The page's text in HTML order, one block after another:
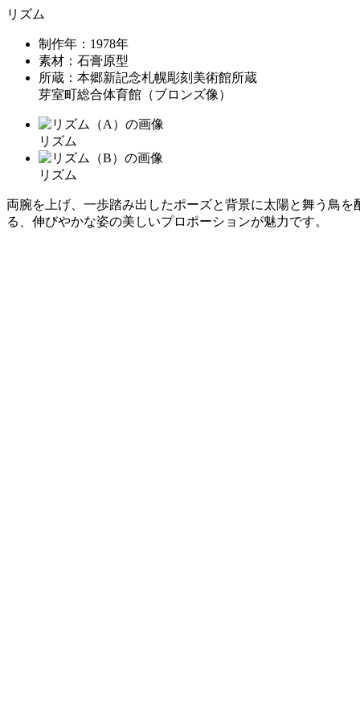
リズム
制作年：1978年
素材：石膏原型
所蔵：本郷新記念札幌彫刻美術館所蔵
芽室町総合体育館（ブロンズ像）
リズム
リズム
両腕を上げ、一歩踏み出したポーズと背景に太陽と舞う鳥
る、伸びやかな姿の美しいプロポーションが魅力です。